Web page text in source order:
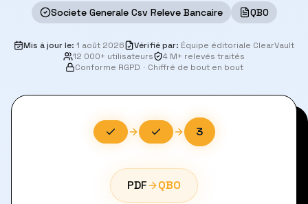
Societe Generale Csv Releve Bancaire QBO
Mis à jour le: 1 août 2026 Vérifié par: Équipe éditoriale ClearVault
12 000+ utilisateurs
4 M+ relevés traités
Conforme RGPD · Chiffré de bout en bout
3
PDF QBO